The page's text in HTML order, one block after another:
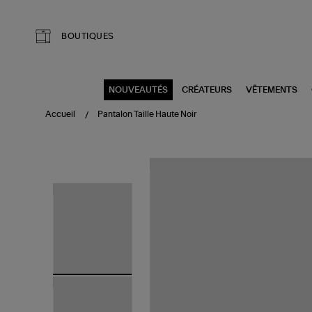
BOUTIQUES
NOUVEAUTÉS CRÉATEURS VÊTEMENTS
Accueil Pantalon Taille Haute Noir